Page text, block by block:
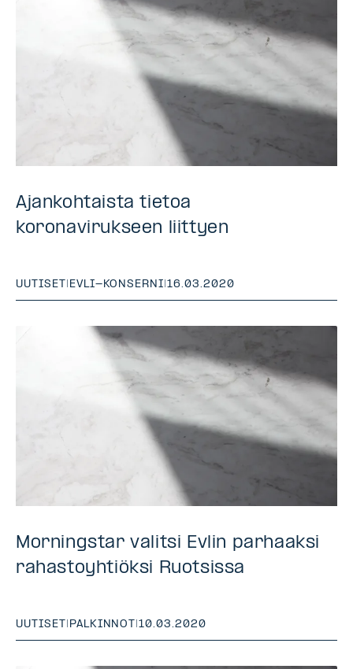
Ajankohtaista tietoa
koronavirukseen liittyen
UUTISET EVLI-KONSERNI |16.03.2020
Morningstar valitsi Evlin parhaaksi
rahastoyhtiöksi Ruotsissa
UUTISET | PALKINNOT |10.03.2020